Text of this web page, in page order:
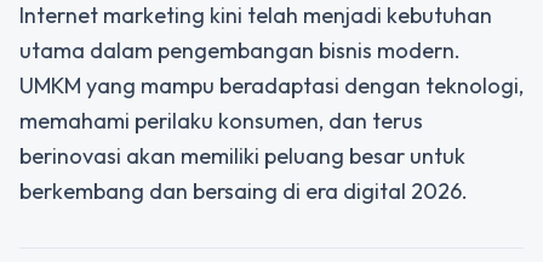
Internet marketing kini telah menjadi kebutuhan
utama dalam pengembangan bisnis modern.
UMKM yang mampu beradaptasi dengan teknologi,
memahami perilaku konsumen, dan terus
berinovasi akan memiliki peluang besar untuk
berkembang dan bersaing di era digital 2026.